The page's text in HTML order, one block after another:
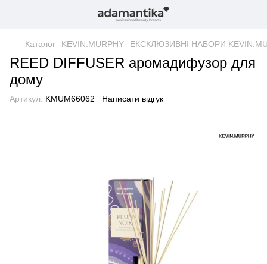
Каталог KEVIN.MURPHY ЕКСКЛЮЗИВНІ НАБОРИ
REED DIFFUSER аромадифузор для
дому
Артикул: KMUM66062 Написати відгук